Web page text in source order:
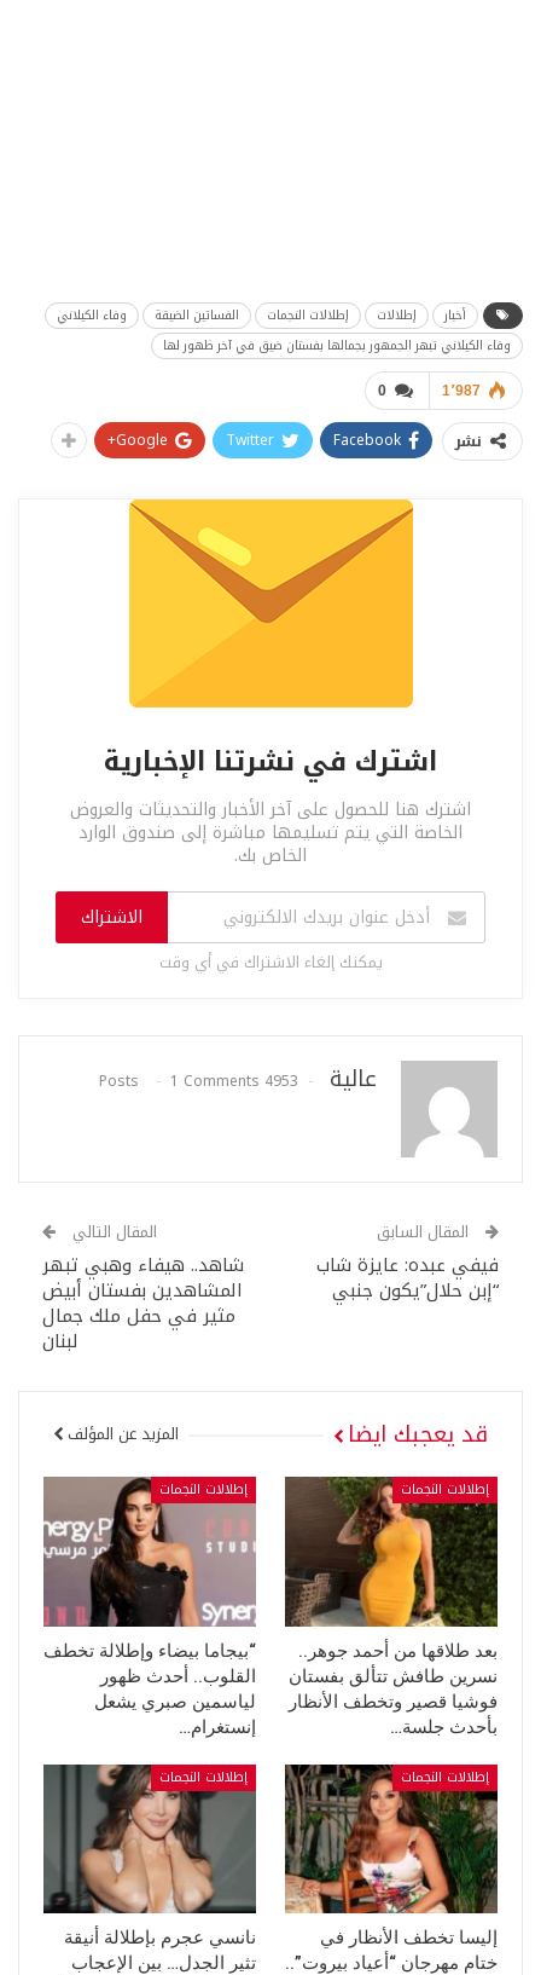
أخبار إطلالات إطلالات النجمات الفساتين الضيقة
وفاء الكيلاني
وفاء الكيلاني تبهر الجمهور بجمالها بفستان ضيق في آخر ظهور لها
0 1٬987
نشر Facebook
Twitter
Google+
اشترك في نشرتنا الإخبارية
اشترك هنا للحصول على آخر الأخبار والتحديثات والعروض
الخاصة التي يتم تسليمها مباشرة إلى صندوق الوارد
الخاص بك.
الاشتراك
يمكنك إلغاء الاشتراك في أي وقت
عالية 4953 Posts
1 Comments
المقال السابق
فيفي عبده: عايزة شاب
“إبن حلال”يكون جنبي
المقال التالي
شاهد.. هيفاء وهبي تبهر
المشاهدين بفستان أبيض
مثير في حفل ملك جمال
لبنان
قد يعجبك ايضا المزيد عن المؤلف
إطلالات النجمات
بعد طلاقها من أحمد جوهر..
نسرين طافش تتألق بفستان
فوشيا قصير وتخطف الأنظار
بأحدث جلسة…
إطلالات النجمات
“بيجاما بيضاء وإطلالة تخطف
القلوب.. أحدث ظهور
لياسمين صبري يشعل
إنستغرام…
إطلالات النجمات
إليسا تخطف الأنظار في
ختام مهرجان “أعياد بيروت”..
إطلالات النجمات
نانسي عجرم بإطلالة أنيقة
تثير الجدل… بين الإعجاب